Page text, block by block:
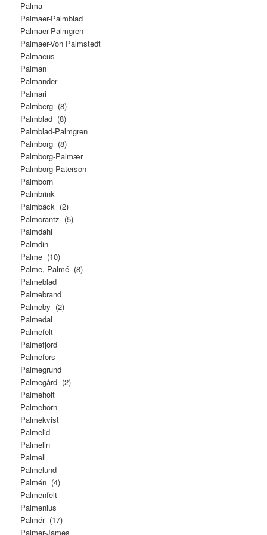
Palma
Palmaer-Palmblad
Palmaer-Palmgren
Palmaer-Von Palmstedt
Palmaeus
Palman
Palmander
Palmari
Palmberg (8)
Palmblad (8)
Palmblad-Palmgren
Palmborg (8)
Palmborg-Palmær
Palmborg-Paterson
Palmborn
Palmbrink
Palmbäck (2)
Palmcrantz (5)
Palmdahl
Palmdin
Palme (10)
Palme, Palmé (8)
Palmeblad
Palmebrand
Palmeby (2)
Palmedal
Palmefelt
Palmefjord
Palmefors
Palmegrund
Palmegård (2)
Palmeholt
Palmehorn
Palmekvist
Palmelid
Palmelin
Palmell
Palmelund
Palmén (4)
Palmenfelt
Palmenius
Palmér (17)
Palmer-James